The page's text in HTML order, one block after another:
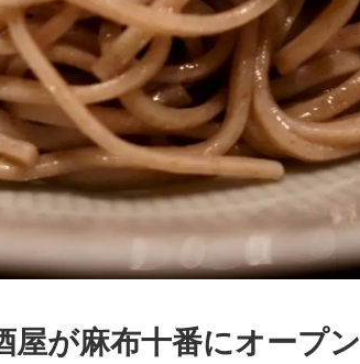
が麻布十番にオープン